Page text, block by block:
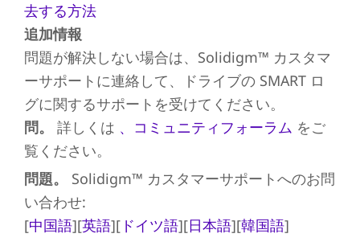
去する方法
追加情報
問題が解決しない場合は、 Solidigm™ カスタマ
ーサポート に連絡して、 ドライブの SMART ロ
グに関するサポートを受けてください。
問。
詳しくは 、コミュニティフォーラム をご
覧ください。
問題。
Solidigm™ カスタマーサポートへのお問
い合わせ:
[中国語][英語][ドイツ語][日本語][韓国語]